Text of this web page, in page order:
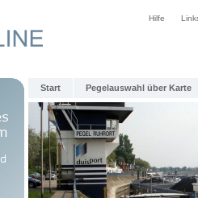
Hilfe
Start Pegelauswahl über Karte